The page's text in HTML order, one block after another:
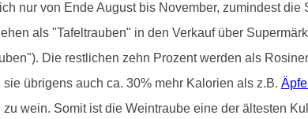
nur von Ende August bis November, zumindest die
als "Tafeltrauben" in den Verkauf über
Die restlichen zehn Prozent werden als
übrigens auch ca. 30% mehr Kalorien als z.B. Äpfel
wein. Somit ist die Weintraube eine der ältesten